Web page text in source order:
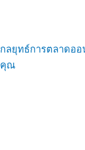
กลยุทธ์การตลาดออ
คุณ